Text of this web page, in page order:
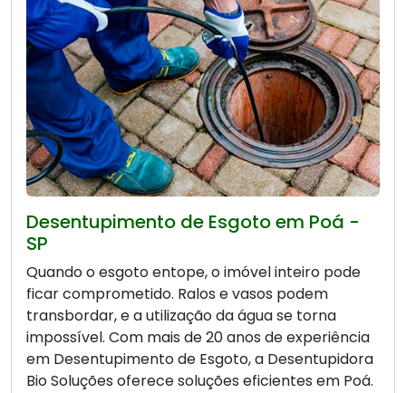
Desentupimento de Esgoto em Poá -
SP
Quando o esgoto entope, o imóvel inteiro pode
ficar comprometido. Ralos e vasos podem
transbordar, e a utilização da água se torna
impossível. Com mais de 20 anos de experiência
em Desentupimento de Esgoto, a Desentupidora
Bio Soluções oferece soluções eficientes em Poá.